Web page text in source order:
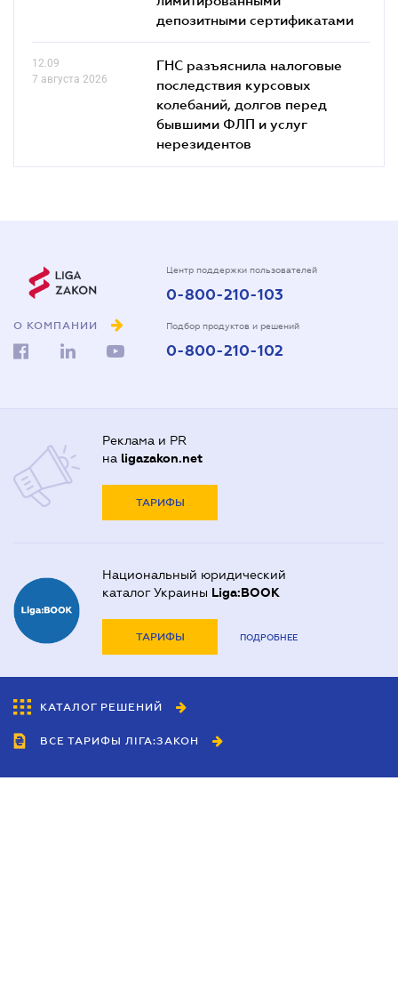
депозитными сертификатами
12.09
7 августа 2026
ГНС разъяснила налоговые
последствия курсовых
колебаний, долгов перед
бывшими ФЛП и услуг
нерезидентов
О КОМПАНИИ
Центр поддержки пользователей
0-800-210-103
Подбор продуктов и решений
0-800-210-102
Реклама и PR
на ligazakon.net
ТАРИФЫ
Национальный юридический
каталог Украины Liga:BOOK
ТАРИФЫ ПОДРОБНЕЕ
КАТАЛОГ РЕШЕНИЙ
ВСЕ ТАРИФЫ ЛІГА:ЗАКОН